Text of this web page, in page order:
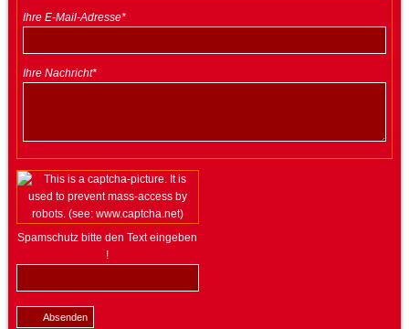
Ihre E-Mail-Adresse*
Ihre Nachricht*
Spamschutz bitte den Text eingeben
!